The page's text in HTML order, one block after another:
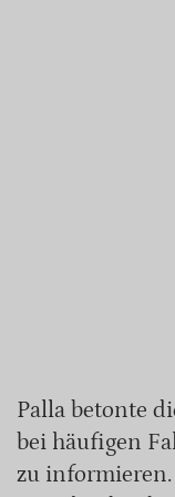
Palla betonte
bei häufigen
zu informieren.